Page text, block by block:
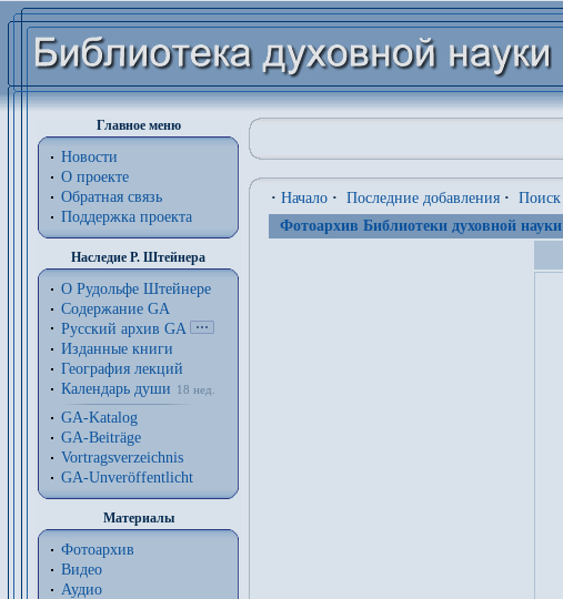
Главное меню
Новости
О проекте
Обратная связь
Поддержка проекта
Наследие Р. Штейнера
О Рудольфе Штейнере
Содержание GA
Русский архив GA
Изданные книги
География лекций
Календарь души
18 нед.
GA-Katalog
GA-Beiträge
Vortragsverzeichnis
GA-Unveröffentlicht
Материалы
Фотоархив
Видео
Аудио
· Начало · Последние добавления · Поиск
Фотоархив Библиотеки духовной науки